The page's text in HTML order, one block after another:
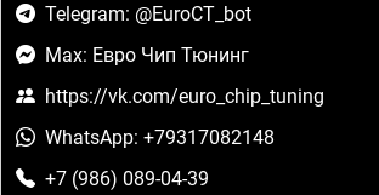
Telegram: @EuroCT_bot
Max: Евро Чип Тюнинг
https://vk.com/euro_chip_tuning
WhatsApp: +79317082148
+7 (986) 089-04-39